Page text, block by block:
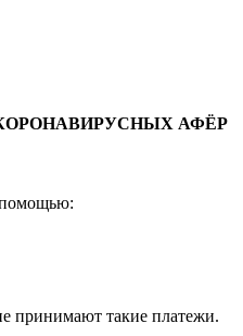
АФЁР
помощью:
принимают такие платежи.